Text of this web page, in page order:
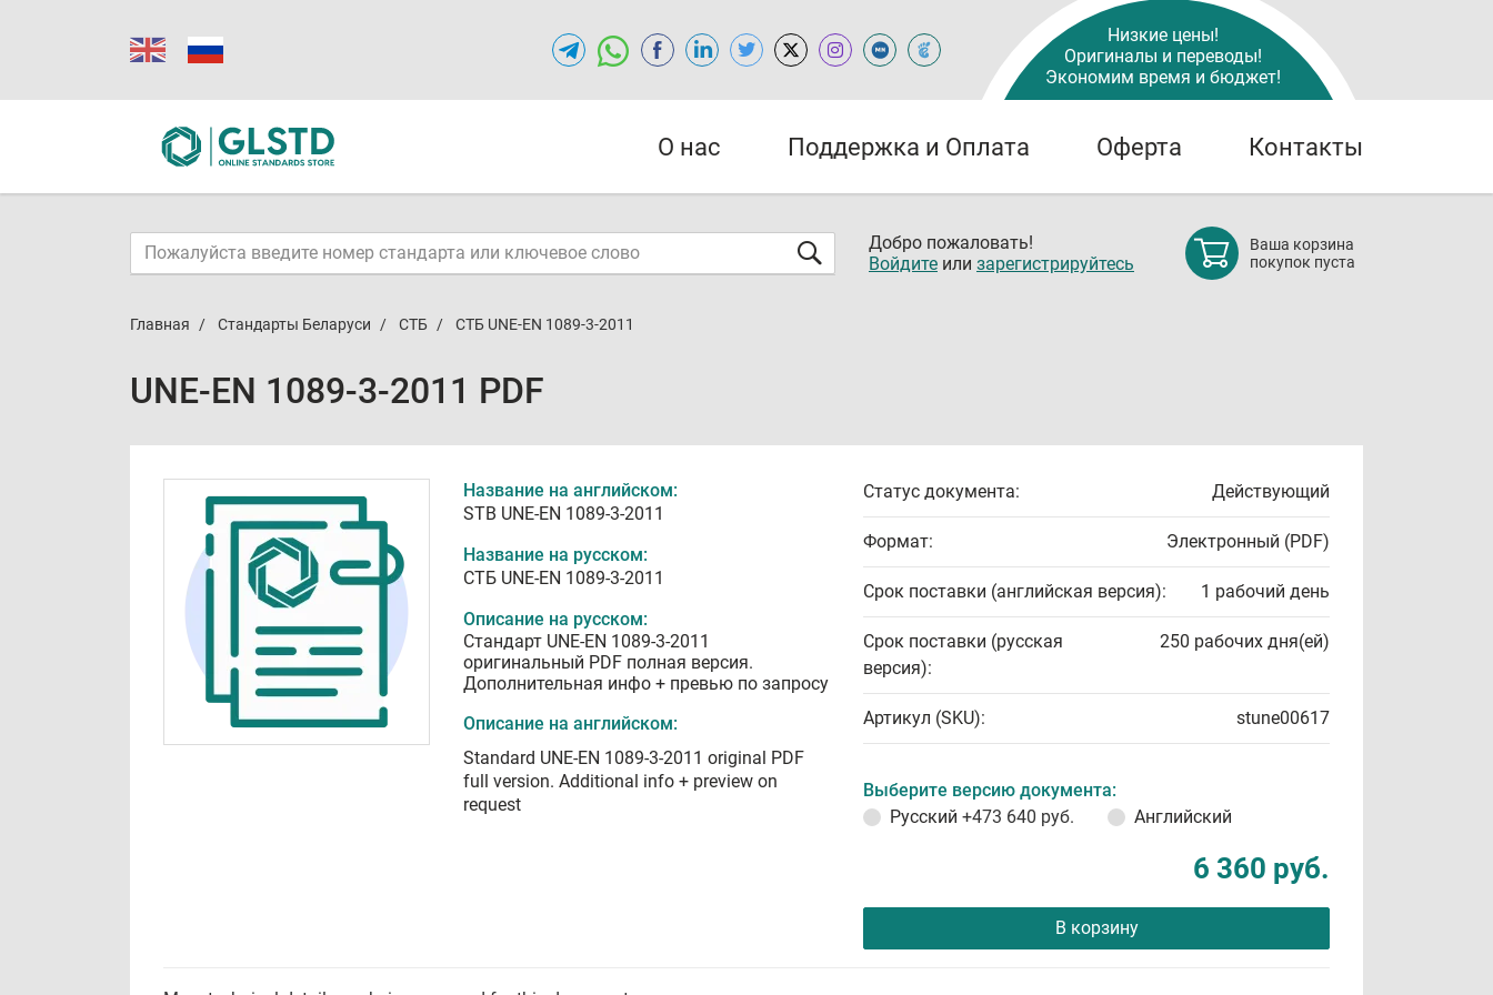
Низкие цены!
Оригиналы и переводы!
Экономим время и бюджет!
О нас Поддержка и Оплата Оферта Контакты
Добро пожаловать!
Войдите или зарегистрируйтесь
Ваша корзина
покупок пуста
Главная Стандарты Беларуси СТБ СТБ UNE-EN 1089-3-2011
UNE-EN 1089-3-2011 PDF
Название на английском:
STB UNE-EN 1089-3-2011
Название на русском:
СТБ UNE-EN 1089-3-2011
Описание на русском:
Стандарт UNE-EN 1089-3-2011
оригинальный PDF полная версия.
Дополнительная инфо + превью по запросу
Описание на английском:
Standard UNE-EN 1089-3-2011 original PDF
full version. Additional info + preview on
request
Статус документа: Действующий
Формат: Электронный (PDF)
Срок поставки (английская версия): 1 рабочий день
Срок поставки (русская
версия):
250 рабочих дня(ей)
Артикул (SKU): stune00617
Выберите версию документа:
Русский +473 640 руб. Английский
6 360 руб.
В корзину